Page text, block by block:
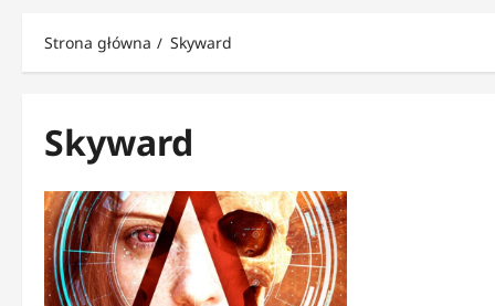
Strona główna Skyward
Skyward